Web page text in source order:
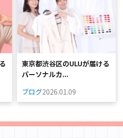
東京都渋谷区のULUが届ける
パーソナルカ...
ブログ2026.01.09